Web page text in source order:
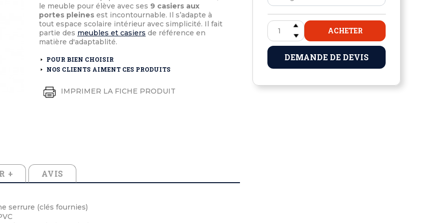
extérieurs
extérieurs
et médaille d'honneur
fanion
le meuble pour élève avec ses 9 casiers aux
portes pleines est incontournable. Il s’adapte à
tout espace scolaire intérieur avec simplicité. Il fait
partie des meubles et casiers de référence en
matière d'adaptablité.
POUR BIEN CHOISIR
NOS CLIENTS AIMENT CES PRODUITS
IMPRIMER LA FICHE PRODUIT
+ AVIS
serrure (clés fournies)
ACHETER
DEMANDE DE DEVIS